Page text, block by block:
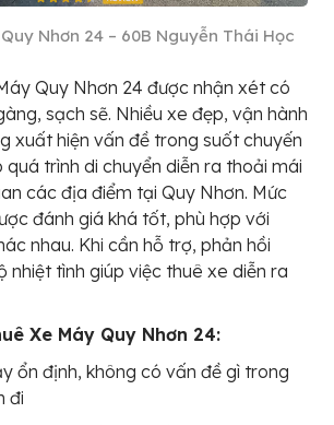
Nhơn 24 – 60B Nguyễn Thái Học
Quy Nhơn 24 được nhận xét có
sạch sẽ. Nhiều xe đẹp, vận hành
xuất hiện vấn đề trong suốt chuyến
quá trình di chuyển diễn ra thoải mái
các địa điểm tại Quy Nhơn. Mức
đánh giá khá tốt, phù hợp với
nhau. Khi cần hỗ trợ, phản hồi
nhiệt tình giúp việc thuê xe diễn ra
Xe Máy Quy Nhơn 24:
ổn định, không có vấn đề gì trong
đi